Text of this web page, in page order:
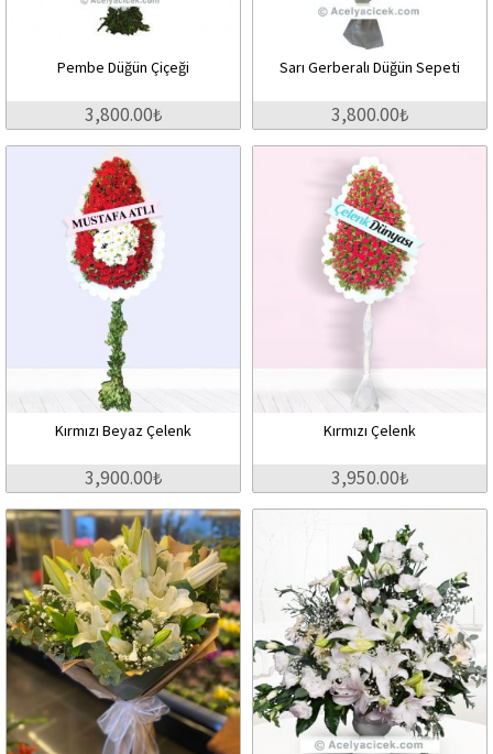
Pembe Düğün Çiçeği
3,800.00₺
Sarı Gerberalı Düğün Sepeti
3,800.00₺
Kırmızı Beyaz Çelenk
3,900.00₺
Kırmızı Çelenk
3,950.00₺